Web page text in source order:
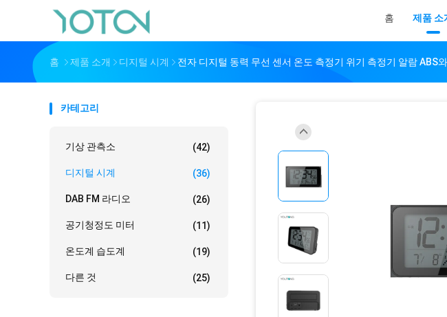
홈 제품 소
홈 제품 소개 디지털 시계 전자 디지털 동력 무선 센서 온도 측정기 위기 측정기 알람 ABS
카테고리
기상 관측소 (42)
디지털 시계 (36)
DAB FM 라디오 (26)
공기청정도 미터 (11)
온도계 습도계 (19)
다른 것 (25)